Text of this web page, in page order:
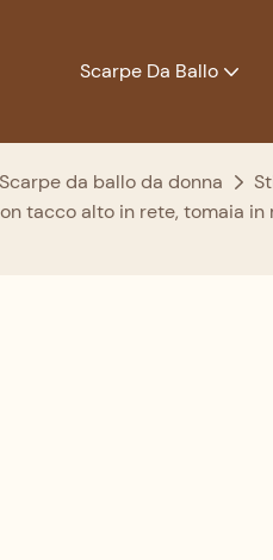
Scarpe Da Ballo
Scarpe da ballo da donna
tacco alto in rete, tomaia